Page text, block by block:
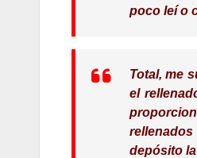
poco leí o
Total, me
el
rellenados
depósito